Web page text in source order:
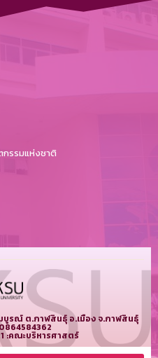
กรรมแห่งชาติ
รณ์ ต.กาฬสินธุ์ อ.เมือง จ.กาฬสินธุ์
:คณะบริหารศาสตร์